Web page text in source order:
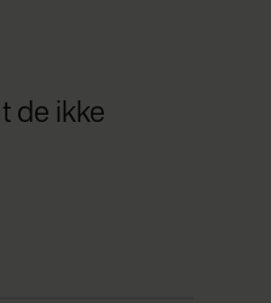
de ikke